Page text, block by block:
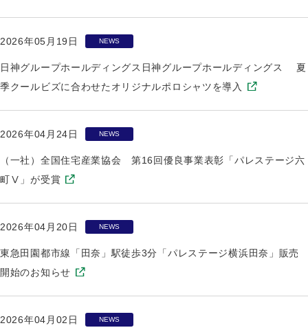
2026年05月19日 NEWS
日神グループホールディングス日神グループホールディングス 夏
季クールビズに合わせたオリジナルポロシャツを導入
2026年04月24日 NEWS
（一社）全国住宅産業協会 第16回優良事業表彰「パレステージ六
町Ⅴ」が受賞
2026年04月20日 NEWS
東急田園都市線「田奈」駅徒歩3分「パレステージ横浜田奈」販売
開始のお知らせ
2026年04月02日 NEWS